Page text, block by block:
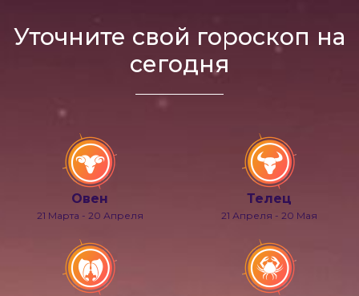
Уточните свой гороскоп на
сегодня
Овен
21 Марта - 20 Апреля
Телец
21 Апреля - 20 Мая